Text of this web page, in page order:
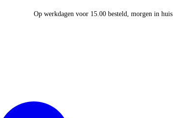
Op werkdagen voor 15.00 besteld, morgen in huis